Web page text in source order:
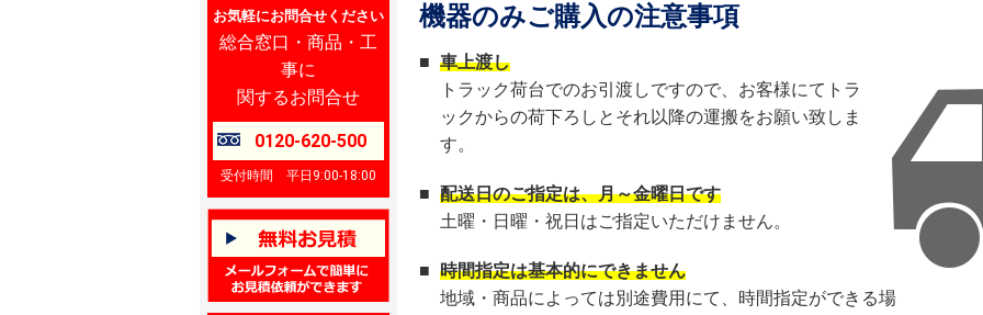
お気軽にお問合せください
総合窓口・商品・工
事に
関するお問合せ
0120-620-500
受付時間 平日9:00-18:00
機器のみご購入の注意事項
■ 車上渡し
トラック荷台でのお引渡しですので、お客様にてトラ
ックからの荷下ろしとそれ以降の運搬をお願い致しま
す。
■ 配送日のご指定は、月～金曜日です
土曜・日曜・祝日はご指定いただけません。
■ 時間指定は基本的にできません
地域・商品によっては別途費用にて、時間指定ができる場